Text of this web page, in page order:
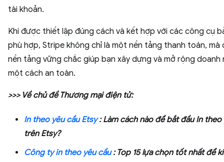
tài khoản.
Khi được thiết lập đúng cách và kết hợp với các công cụ
phù hợp, Stripe không chỉ là một nền tảng thanh toán, mà
nền tảng vững chắc giúp bạn xây dựng và mở rộng doanh
một cách an toàn.
>>> Về chủ đề Thương mại điện tử:
In theo yêu cầu Etsy: Làm cách nào để bắt đầu In theo
trên Etsy?
Công ty in theo yêu cầu: Top 15 lựa chọn tốt nhất để